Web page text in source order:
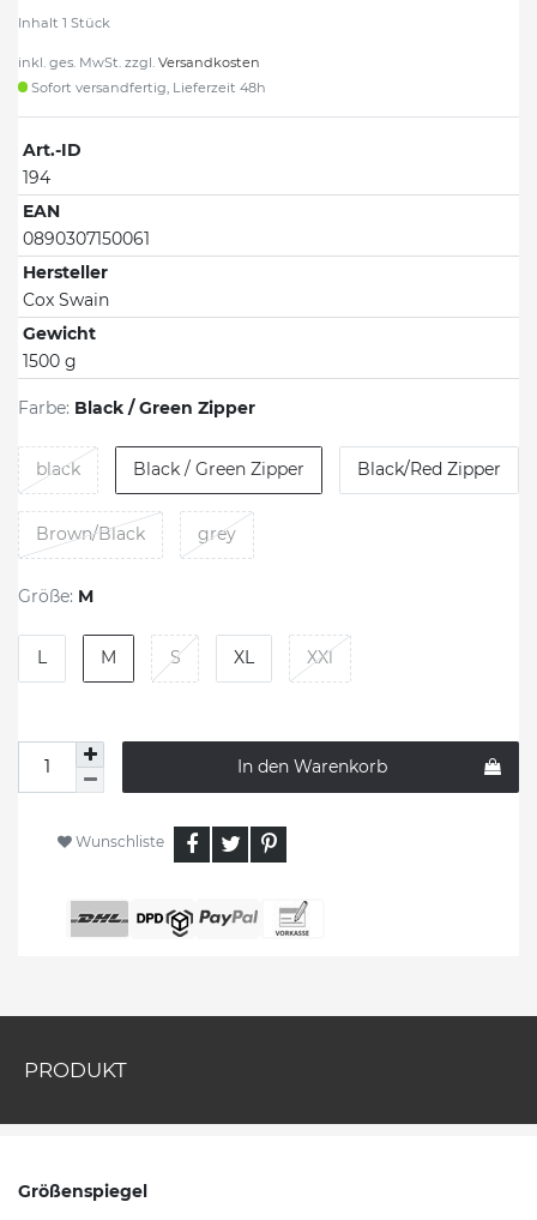
Inhalt 1 Stück
inkl. ges. MwSt. zzgl. Versandkosten
Sofort versandfertig, Lieferzeit 48h
Art.-ID
194
EAN
0890307150061
Hersteller
Cox Swain
Gewicht
1500 g
Farbe: Black / Green Zipper
black Black / Green Zipper Black/Red Zipper
Brown/Black grey
Größe: M
L M S XL XXl
In den Warenkorb
Wunschliste
PRODUKT
Größenspiegel